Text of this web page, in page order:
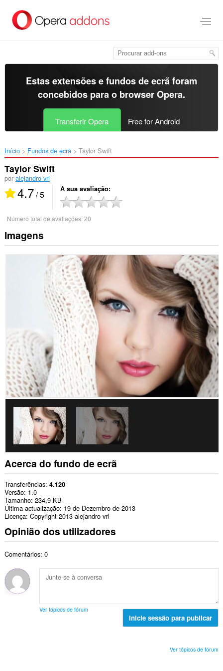
para
Estas extensões e fundos de ecrã foram
concebidos para o browser Opera.
Transferir Opera Free for Android
Início Fundos de ecrã Taylor Swift‎
Taylor Swift
por alejandro-vrl
4.7/ 5 A sua avaliação
Número total de avaliações:20
Imagens
Acerca do fundo de ecrã
Transferências 4.120
Versão 1.0
Tamanho 234,9 KB
Última actualização 19 de Dezembro de 2013
Licença Copyright 2013 alejandro-vrl
Opinião dos utilizadores
Comentários: 0
Ver tópicos de fórum
Inicie sessão para publicar
Ver tópicos de fórum